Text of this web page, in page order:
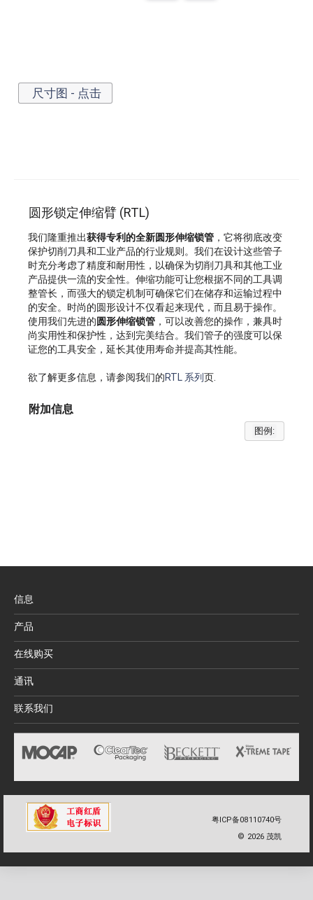
尺寸图 - 点击
圆形锁定伸缩臂 (RTL)
我们隆重推出获得专利的全新圆形伸缩锁管 ，它将彻底改变
保护切削刀具和工业产品的行业规则。我们在设计这些管子
时充分考虑了精度和耐用性，以确保为切削刀具和其他工业
产品提供一流的安全性。伸缩功能可让您根据不同的工具调
整管长，而强大的锁定机制可确保它们在储存和运输过程中
的安全。时尚的圆形设计不仅看起来现代，而且易于操作。
使用我们先进的圆形伸缩锁管 ，可以改善您的操作，兼具时
尚实用性和保护性，达到完美结合。我们管子的强度可以保
证您的工具安全，延长其使用寿命并提高其性能。
欲了解更多信息，请参阅我们的RTL 系列页.
附加信息
图例:
信息
产品
在线购买
通讯
联系我们
粤ICP备08110740号
© 2026 茂凯